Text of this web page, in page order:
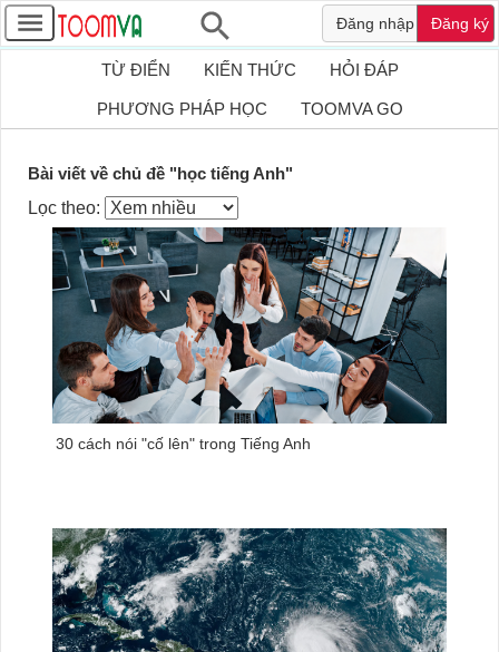
Đăng nhập Đăng ký
TỪ ĐIỂN KIẾN THỨC HỎI ĐÁP
PHƯƠNG PHÁP HỌC TOOMVA GO
Bài viết về chủ đề "học tiếng Anh"
Lọc theo:
30 cách nói "cố lên" trong Tiếng Anh